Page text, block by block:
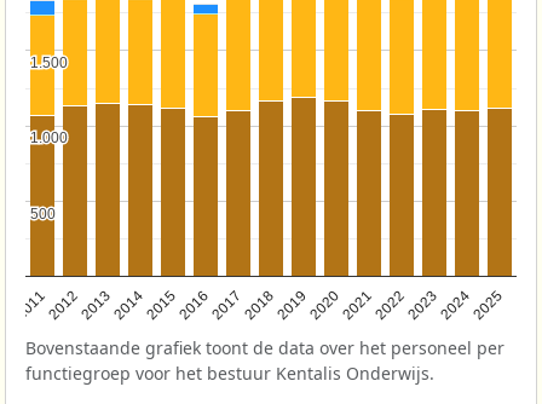
201120122013201420152016201720182019202020212022202320242025
500
500
1.000
1.000
1.500
1.500
Bovenstaande grafiek toont de data over het personeel per
functiegroep voor het bestuur Kentalis Onderwijs.